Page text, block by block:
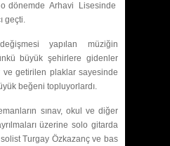
dönemde Arhavi Lisesinde
geçti.
yapılan müziğin
büyük şehirlere gidenler
getirilen plaklar sayesinde
beğeni topluyorlardı.
sınav, okul ve diğer
üzerine solo gitarda
Turgay Özkazanç ve bas